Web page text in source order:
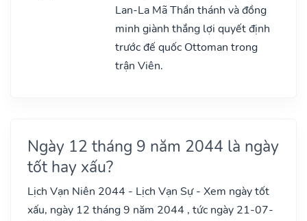
Lan-La Mã Thần thánh và đồng
minh giành thắng lợi quyết định
trước đế quốc Ottoman trong
trận Viên.
Ngày 12 tháng 9 năm 2044 là ngày
tốt hay xấu?
Lịch Vạn Niên 2044 - Lịch Vạn Sự - Xem ngày tốt
xấu, ngày 12 tháng 9 năm 2044 , tức ngày 21-07-